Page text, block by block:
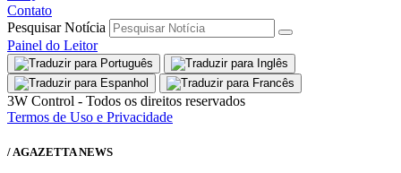
Contato
Pesquisar Notícia
Painel do Leitor
3W Control - Todos os direitos reservados
Termos de Uso e Privacidade
/ AGAZETTA NEWS